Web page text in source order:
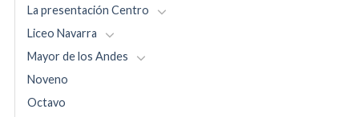
La presentación Centro
Liceo Navarra
Mayor de los Andes
Noveno
Octavo